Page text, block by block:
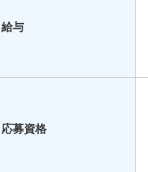
給与
応募資格